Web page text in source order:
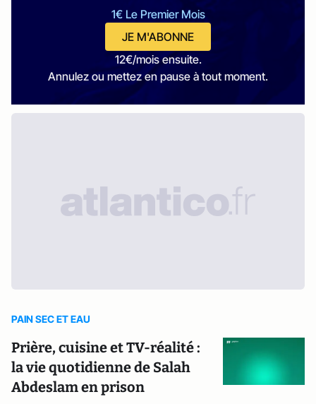
1€ Le Premier Mois
JE M'ABONNE
12€/mois ensuite.
Annulez ou mettez en pause à tout moment.
PAIN SEC ET EAU
Prière, cuisine et TV-réalité :
la vie quotidienne de Salah
Abdeslam en prison